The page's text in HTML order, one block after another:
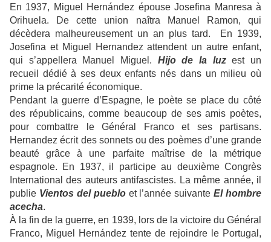
En 1937, Miguel Hernández épouse Josefina Manresa à
Orihuela. De cette union naîtra
Manuel Ramon, qui
décèdera malheureusement un an plus tard. En 1939,
Josefina et Miguel Hernandez attendent un autre enfant,
qui s’appellera Manuel Miguel . Hijo de la luzest un
recueil dédié à ses deux enfants nés dans un milieu où
prime la précarité économique.
Pendant la guerre d’Espagne, le poète se place du côté
des républicains, comme beaucoup de ses amis poètes,
pour combattre le Général
Francoet ses partisans.
Hernandez écrit des sonnets ou des poèmes d’une grande
beauté grâce à une parfaite maîtrise de la métrique
espagnole. En 1937, il participe au deuxième Congrès
International des auteurs antifascistes. La même année, il
publie Vientos del puebloet l’année suivanteEl hombre
acecha.
À la fin de la guerre, en 1939, lors de la victoire du Général
Franco, Miguel Hernández tente de rejoindre le Portugal,